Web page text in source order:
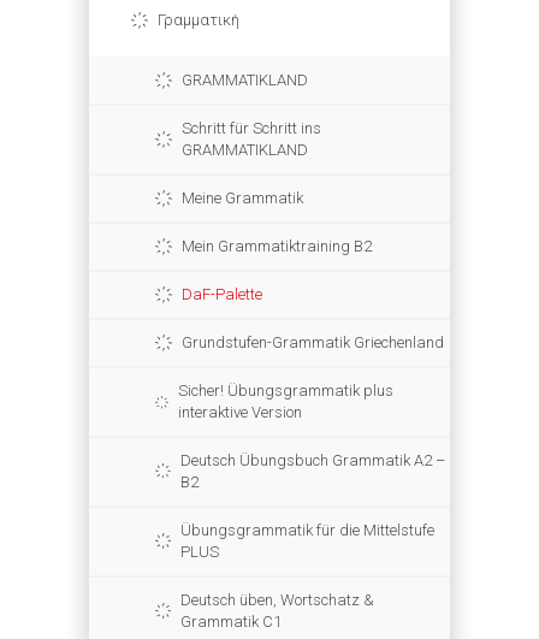
Γραμματική
GRAMMATIKLAND
Schritt für Schritt ins
GRAMMATIKLAND
Meine Grammatik
Mein Grammatiktraining B2
DaF-Palette
Grundstufen-Grammatik Griechenland
Sicher! Übungsgrammatik plus
interaktive Version
Deutsch Übungsbuch Grammatik A2 –
B2
Übungsgrammatik für die Mittelstufe
PLUS
Deutsch üben, Wortschatz &
Grammatik C1